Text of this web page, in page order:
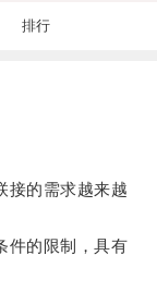
排行
的需求越来越
的限制，具有